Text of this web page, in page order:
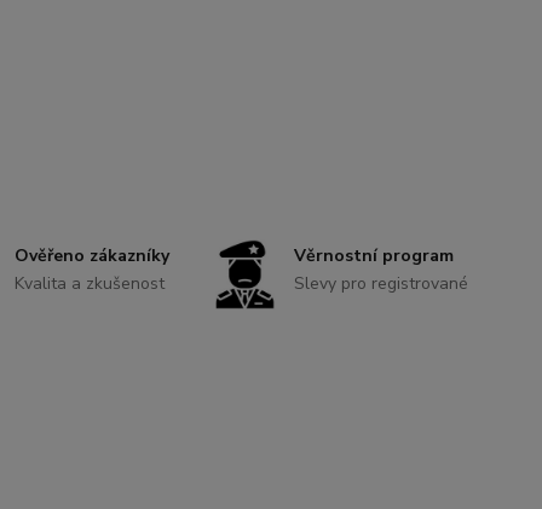
Ověřeno zákazníky
Kvalita a zkušenost
Věrnostní program
Slevy pro registrované